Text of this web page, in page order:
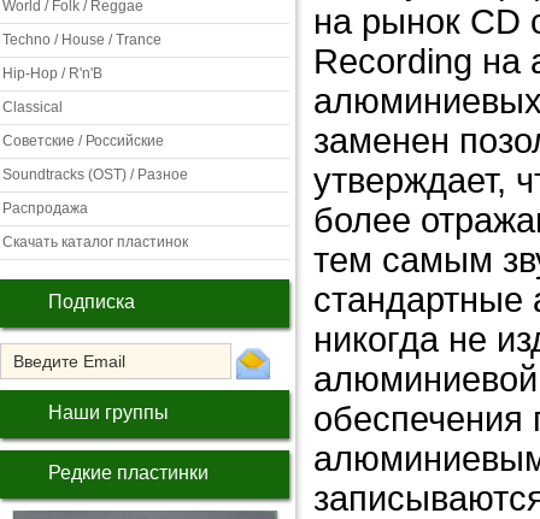
World / Folk / Reggae
Techno / House / Trance
Hip-Hop / R'n'B
Classical
Советские / Российские
Soundtracks (OST) / Разное
Распродажа
Скачать каталог пластинок
Подписка
Наши группы
Редкие пластинки
на рынок CD
Recording на
заменен
утверждает,
более
тем самым
стандартные
никогда не
обеспечения